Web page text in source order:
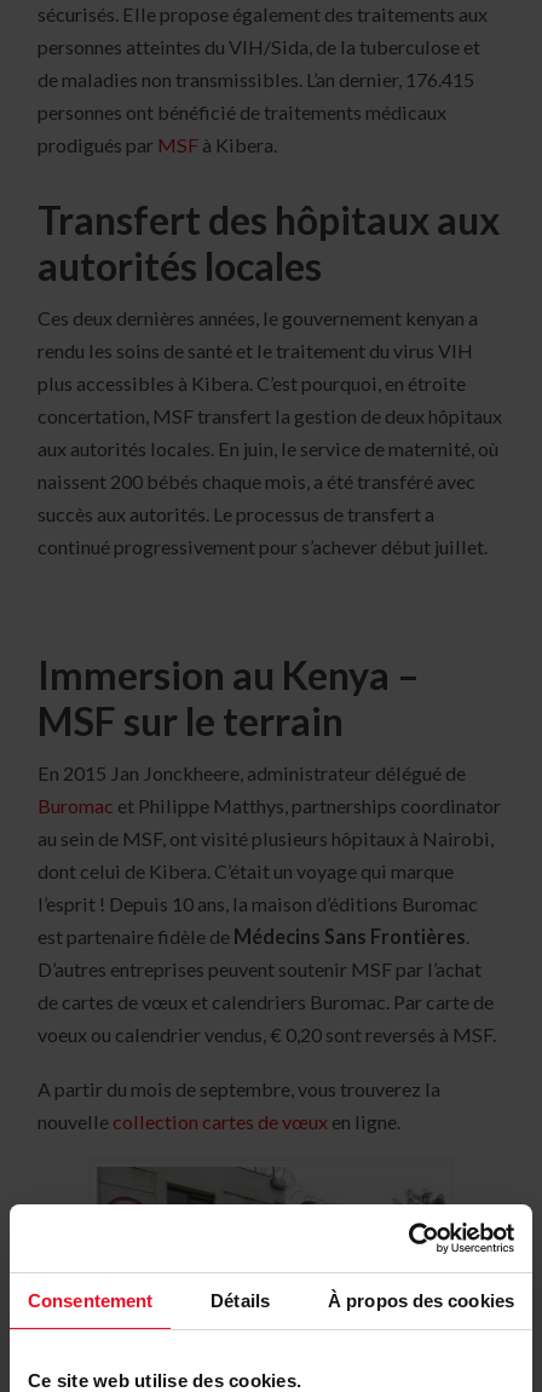
Consentement Détails À propos des cookies
Ce site web utilise des cookies.
sécurisés. Elle propose également des traitements aux
personnes atteintes du VIH/Sida, de la tuberculose et
de maladies non transmissibles. L’an dernier, 176.415
personnes ont bénéficié de traitements médicaux
prodigués par MSF à Kibera.
Transfert des hôpitaux aux
autorités locales
Ces deux dernières années, le gouvernement kenyan a
rendu les soins de santé et le traitement du virus VIH
plus accessibles à Kibera. C’est pourquoi, en étroite
concertation, MSF transfert la gestion de deux hôpitaux
aux autorités locales. En juin, le service de maternité, où
naissent 200 bébés chaque mois, a été transféré avec
succès aux autorités. Le processus de transfert a
continué progressivement pour s’achever début juillet.
Immersion au Kenya –
MSF sur le terrain
En 2015 Jan Jonckheere, administrateur délégué de
Buromac et Philippe Matthys, partnerships coordinator
au sein de MSF, ont visité plusieurs hôpitaux à Nairobi,
dont celui de Kibera. C’était un voyage qui marque
l’esprit ! Depuis 10 ans, la maison d’éditions Buromac
est partenaire fidèle de Médecins Sans Frontières.
D’autres entreprises peuvent soutenir MSF par l’achat
de cartes de vœux et calendriers Buromac. Par carte de
voeux ou calendrier vendus, € 0,20 sont reversés à MSF.
A partir du mois de septembre, vous trouverez la
nouvelle collection cartes de vœux en ligne.